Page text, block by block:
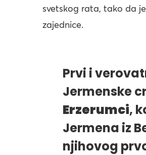
svetskog rata, tako da
zajednice.
Prvi i
Jermenske
Erzerumci,
Jermena iz
njihovog